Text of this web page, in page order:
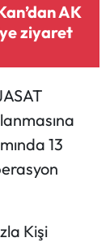
AK
ziyaret
13
Kişi